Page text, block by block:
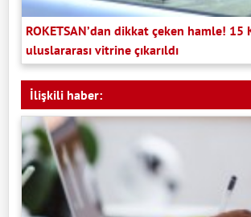
ROKETSAN’dan dikkat çeken hamle! 15
uluslararası vitrine çıkarıldı
İlişkili haber: